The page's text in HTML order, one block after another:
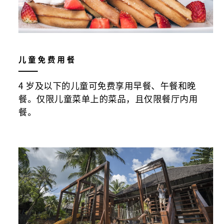
儿童免费用餐
4 岁及以下的儿童可免费享用早餐、午餐和晚
餐。仅限儿童菜单上的菜品，且仅限餐厅内用
餐。